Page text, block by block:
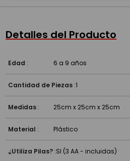
Detalles del Producto
Edad : 6 a 9 años
Cantidad de Piezas :1
Medidas : 25cm x 25cm x 25cm
Material : Plástico
¿Utiliza Pilas? :SI (3 AA - incluidas)